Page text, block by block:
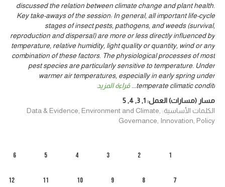
discussed the relation between climate change and plant health.
Key take-aways of the session: In general, all important life-cycle
stages of insect pests, pathogens, and weeds (survival,
reproduction and dispersal) are more or less directly influenced by
temperature, relative humidity, light quality or quantity, wind or any
combination of these factors. The physiological processes of most
pest species are particularly sensitive to temperature. Under
warmer air temperatures, especially in early spring under
temperate climatic conditi
... قراءة المزيد
مسار (مسارات) العمل:1
,
3
,
4
,
5
الكلمات الأساسية: Data & Evidence, Environment and Climate,
Governance, Innovation, Policy
1
2
3
4
5
6
7
8
9
10
11
12